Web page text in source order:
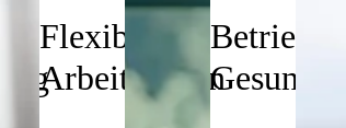
Flexible
Arbeitszeiten